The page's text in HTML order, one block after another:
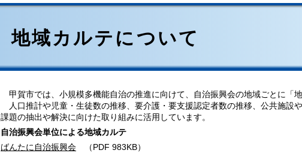
地域カルテについて
甲賀市では、小規模多機能自治の推進に向けて、自治振興会の地域ごとに「
人口推計や児童・生徒数の推移、要介護・要支援認定者数の推移、公共施設
課題の抽出や解決に向けた取り組みに活用しています。
自治振興会単位による地域カルテ
ばんたに自治振興会 （PDF 983KB）